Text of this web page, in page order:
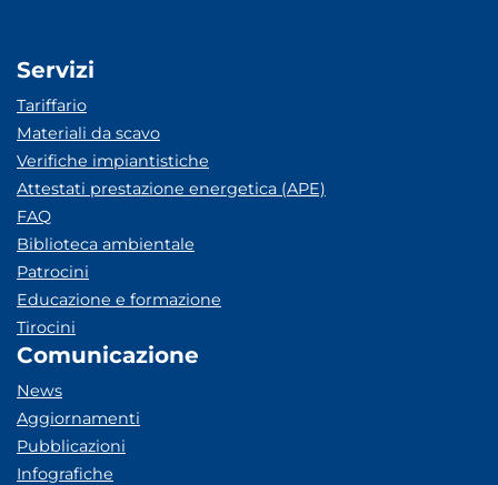
Servizi
Tariffario
Materiali da scavo
Verifiche impiantistiche
Attestati prestazione energetica (APE)
FAQ
Biblioteca ambientale
Patrocini
Educazione e formazione
Tirocini
Comunicazione
News
Aggiornamenti
Pubblicazioni
Infografiche